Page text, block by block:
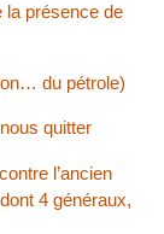
la présence de
du pétrole)
quitter
l’ancien
4 généraux,